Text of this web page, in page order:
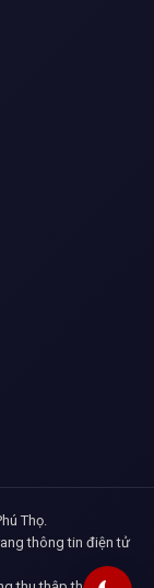
Thọ.
thông tin điện tử